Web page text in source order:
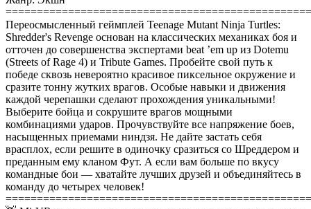
Переосмысленный геймплей Teenage Mutant Ninja Turtles:
Shredder's Revenge основан на классических механиках боя и
отточен до совершенства экспертами beat ’em up из Dotemu
(Streets of Rage 4) и Tribute Games. Пробейте свой путь к
победе сквозь невероятно красивое пиксельное окружение и
сразите тонну жутких врагов. Особые навыки и движения
каждой черепашки сделают прохождения уникальными!
Выберите бойца и сокрушите врагов мощными
комбинациями ударов. Прочувствуйте все напряжение боев,
насыщенных приемами ниндзя. Не дайте застать себя
врасплох, если решите в одиночку сразиться со Шреддером и
преданным ему кланом Фут. А если вам больше по вкусу
командные бои — хватайте лучших друзей и объединяйтесь в
команду до четырех человек!